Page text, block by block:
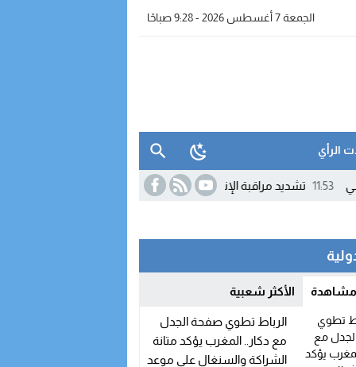
الجمعة 7 أغسطس 2026 - 9:28 صباحًا
الرأي
تشديد مراقبة الإنفاق العمومي يطبع التحضيرات الأولى لمالية 2027
مشاهدة الأكثر شعبية
الرباط تطوي صفحة الجدل
مع دكار.. المغرب يؤكد متانة
الشراكة والسنغال على موعد